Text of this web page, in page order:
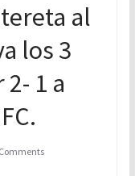
al
los 3
1 a